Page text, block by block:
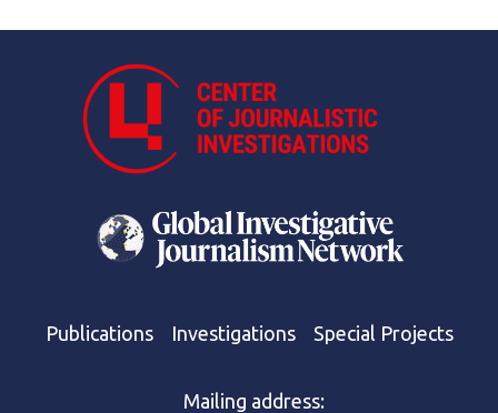
Publications Investigations Special Projects
Mailing address: